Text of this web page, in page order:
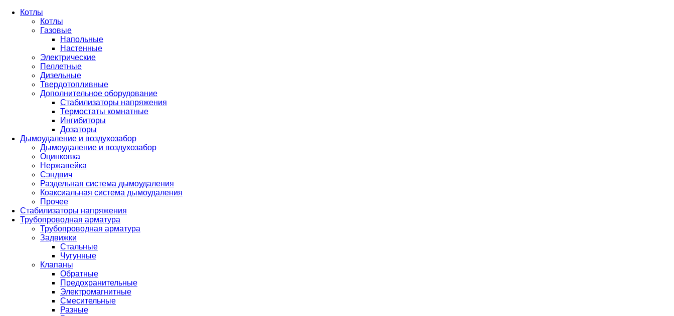
Котлы
Котлы
Газовые
Напольные
Настенные
Электрические
Пеллетные
Дизельные
Твердотопливные
Дополнительное оборудование
Стабилизаторы напряжения
Термостаты комнатные
Ингибиторы
Дозаторы
Дымоудаление и воздухозабор
Дымоудаление и воздухозабор
Оцинковка
Нержавейка
Сэндвич
Раздельная система дымоудаления
Коаксиальная система дымоудаления
Прочее
Стабилизаторы напряжения
Трубопроводная арматура
Трубопроводная арматура
Задвижки
Стальные
Чугунные
Клапаны
Обратные
Предохранительные
Электромагнитные
Смесительные
Разные